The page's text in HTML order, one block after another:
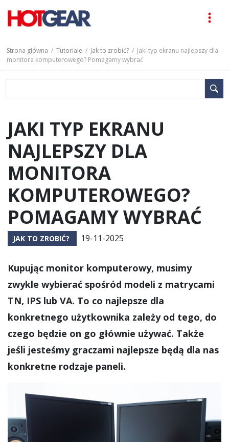
Strona główna /Tutoriale / Jak to zrobić? / Jaki typ ekranu najlepszy dla
monitora komputerowego? Pomagamy wybrać
JAKI TYP EKRANU
NAJLEPSZY DLA
MONITORA
KOMPUTEROWEGO?
POMAGAMY WYBRAĆ
JAK TO ZROBIĆ? 19-11-2025
Kupując monitor komputerowy, musimy
zwykle wybierać spośród modeli z matrycami
TN, IPS lub VA. To co najlepsze dla
konkretnego użytkownika zależy od tego, do
czego będzie on go głównie używać. Także
jeśli jesteśmy graczami najlepsze będą dla nas
konkretne rodzaje paneli.